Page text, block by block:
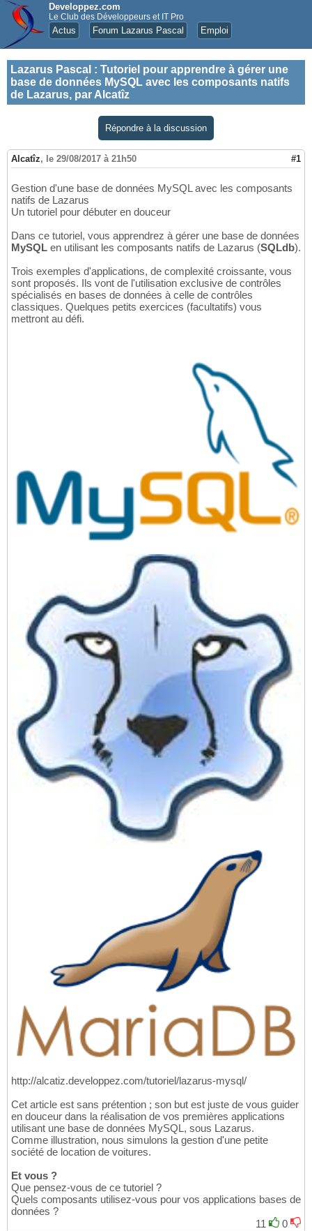
Developpez.com
Le Club des Développeurs et IT Pro
Actus Forum Lazarus Pascal Emploi
Lazarus Pascal : Tutoriel pour apprendre à gérer une
base de données MySQL avec les composants natifs
de Lazarus, par Alcatîz
Répondre à la discussion
Alcatîz, le 29/08/2017 à 21h50 #1
Gestion d'une base de données MySQL avec les composants
natifs de Lazarus
Un tutoriel pour débuter en douceur
Dans ce tutoriel, vous apprendrez à gérer une base de données
MySQL en utilisant les composants natifs de Lazarus (SQLdb).
Trois exemples d'applications, de complexité croissante, vous
sont proposés. Ils vont de l'utilisation exclusive de contrôles
spécialisés en bases de données à celle de contrôles
classiques. Quelques petits exercices (facultatifs) vous
mettront au défi.
http://alcatiz.developpez.com/tutoriel/lazarus-mysql/
Cet article est sans prétention ; son but est juste de vous guider
en douceur dans la réalisation de vos premières applications
utilisant une base de données MySQL, sous Lazarus.
Comme illustration, nous simulons la gestion d'une petite
société de location de voitures.
Et vous ?
Que pensez-vous de ce tutoriel ?
Quels composants utilisez-vous pour vos applications bases de
données ?
11
0